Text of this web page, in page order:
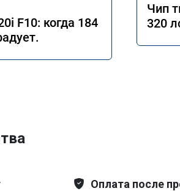
F10: когда 184
Чип
320
Оплата после